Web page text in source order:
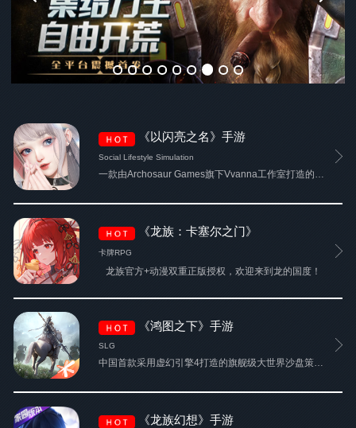
《以闪亮之名》手游
Social Lifestyle Simulation
一款由Archosaur Games旗下Vvanna工作室打造的高自由度时尚生活手游。
《龙族：卡塞尔之门》
卡牌RPG
龙族官方+动漫双重正版授权，欢迎来到龙的国度！
《鸿图之下》手游
SLG
中国首款采用虚幻引擎4打造的旗舰级大世界沙盘策略手游，由祖龙娱乐研发，腾讯游戏发行。
《龙族幻想》手游